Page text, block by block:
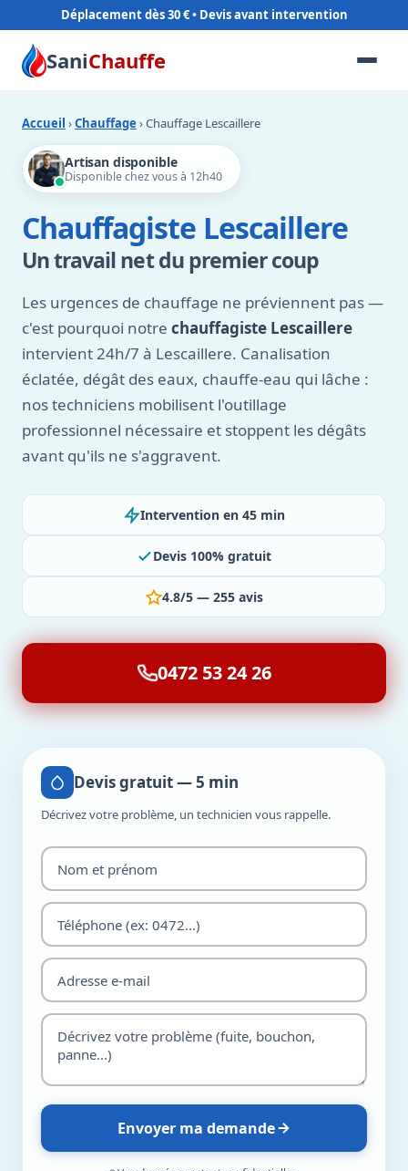
Déplacement dès 30 €
SaniChauffe
Accueil ›Chauffage › Chauffage Lescaillere
Artisan disponible
Disponible chez vous à 12h40
Chauffagiste Lescaillere
Un travail net du premier coup
Les urgences de chauffage ne préviennent pas —
c'est pourquoi notre chauffagiste Lescaillere
intervient 24h/7 à Lescaillere. Canalisation
éclatée, dégât des eaux, chauffe-eau qui lâche :
nos techniciens mobilisent l'outillage
professionnel nécessaire et stoppent les dégâts
avant qu'ils ne s'aggravent.
Intervention en 45 min
Devis 100% gratuit
4.8/5 — 255 avis
0472 53 24 26
Devis gratuit — 5 min
Décrivez votre problème, un technicien vous rappelle.
Envoyer ma demande